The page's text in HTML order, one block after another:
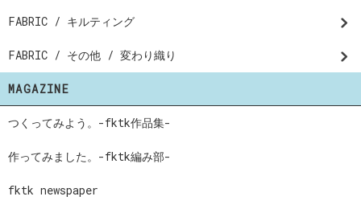
FABRIC / キルティング
FABRIC / その他 / 変わり織り
MAGAZINE
つくってみよう。-fktk作品集-
作ってみました。-fktk編み部-
fktk newspaper